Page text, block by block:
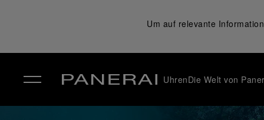
Um auf relevante
UhrenDie Welt von